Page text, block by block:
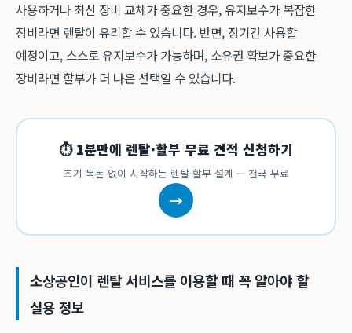
사용하거나 최신 장비 교체가 중요한 경우, 유지보수가 복잡한
장비라면 렌탈이 유리할 수 있습니다. 반면, 장기간 사용할
예정이고, 스스로 유지보수가 가능하며, 소유권 확보가 중요한
장비라면 할부가 더 나은 선택일 수 있습니다.
⏱ 1분만에 렌탈·할부 무료 견적 신청하기
초기 목돈 없이 시작하는 렌탈·할부 설계 — 전국 무료
→
소상공인이 렌탈 서비스를 이용할 때 꼭 알아야 할
실용 정보